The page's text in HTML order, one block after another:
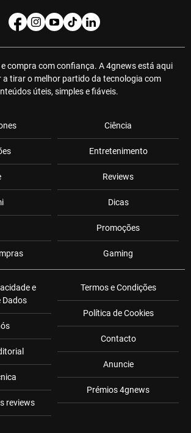
compra com confiança. A 4gnews está aqui
a tirar o melhor partido da tecnologia com
úteis, simples e fiáveis.
Ciência
Entretenimento
Reviews
Dicas
Promoções
Gaming
e
Dados
reviews
Termos e Condições
Política de Cookies
Contacto
Anuncie
Prémios 4gnews